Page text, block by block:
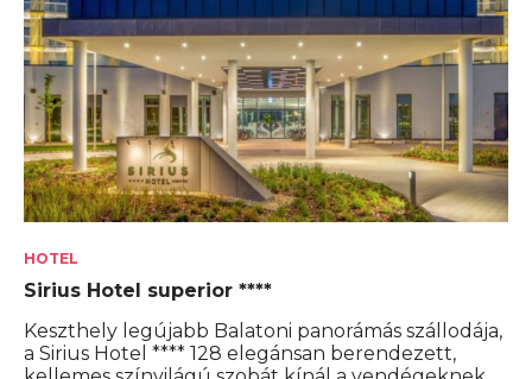
HOTEL
Sirius Hotel superior ****
Keszthely legújabb Balatoni panorámás szállodája,
a Sirius Hotel **** 128 elegánsan berendezett,